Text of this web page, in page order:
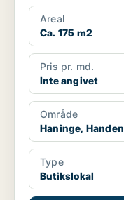
Areal
Ca. 175 m2
Pris pr. md.
Inte angivet
Område
Haninge, Handen
Type
Butikslokal